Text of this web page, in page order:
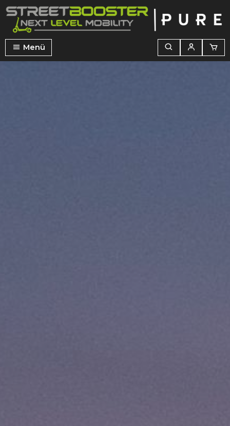
springen
Menü